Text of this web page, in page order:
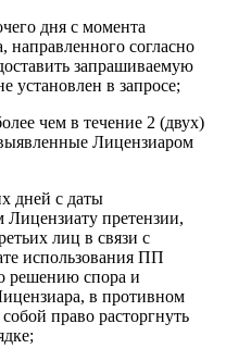
дня с момента
направленного согласно
запрашиваемую
установлен в запросе;
чем в течение 2 (двух)
Лицензиаром
дней с даты
претензии,
лиц в связи с
использования ПП
решению спора и
в противном
право расторгнуть